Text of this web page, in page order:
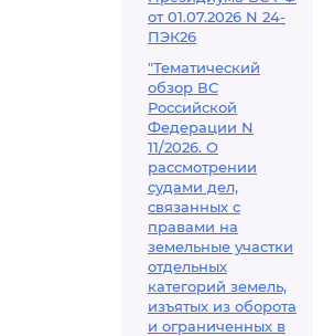
от 01.07.2026 N 24-
ПЭК26
"Тематический
обзор ВС
Российской
Федерации N
11/2026. О
рассмотрении
судами дел,
связанных с
правами на
земельные участки
отдельных
категорий земель,
изъятых из оборота
и ограниченных в